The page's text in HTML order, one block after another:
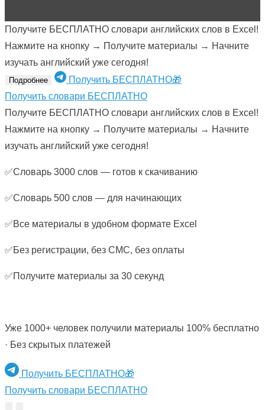
Получите БЕСПЛАТНО словари английских слов в Excel!
Нажмите на кнопку → Получите материалы → Начните
изучать английский уже сегодня!
Подробнее
Получить БЕСПЛАТНО🎁
Получить словари БЕСПЛАТНО
Получите БЕСПЛАТНО словари английских слов в Excel!
Нажмите на кнопку → Получите материалы → Начните
изучать английский уже сегодня!
✅Словарь 3000 слов — готов к скачиванию
✅Словарь 500 слов — для начинающих
✅Все материалы в удобном формате Excel
✅Без регистрации, без СМС, без оплаты
✅Получите материалы за 30 секунд
Уже 1000+ человек получили материалы 100% бесплатно
· Без скрытых платежей
Получить БЕСПЛАТНО🎁
Получить словари БЕСПЛАТНО